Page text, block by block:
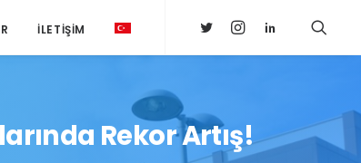
İLETIŞIM
Rekor Artış!